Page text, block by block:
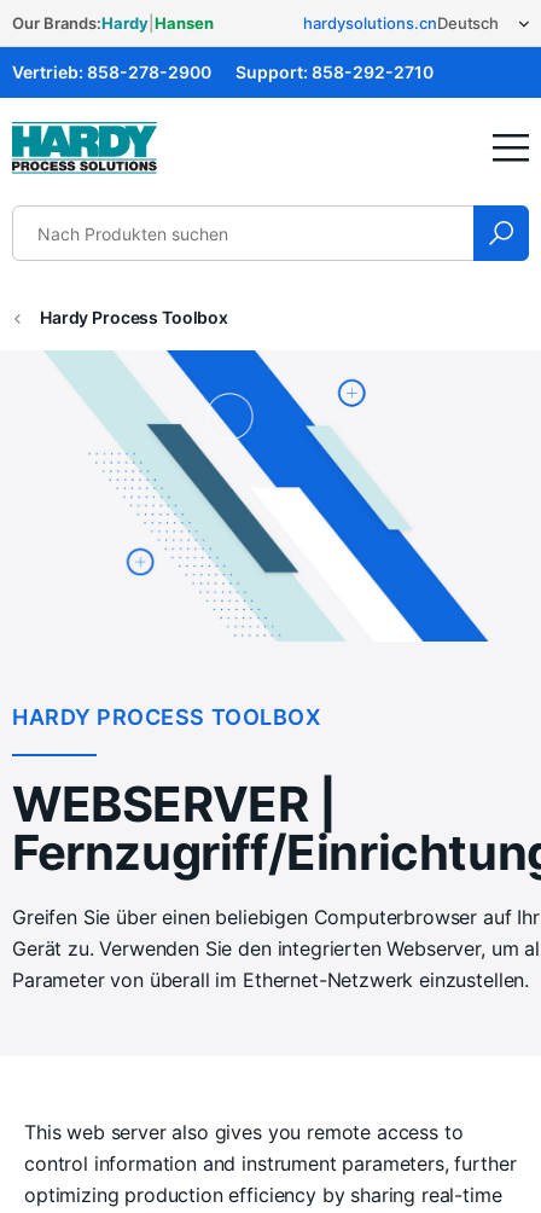
Our Brands:Hardy Hansen hardysolutions.cn
Vertrieb: 858-278-2900 Support: 858-292-2710
Hardy Solutions
Hardy Process Toolbox
HARDY PROCESS TOOLBOX
WEBSERVER |
Fernzugriff/
Greifen Sie über einen beliebigen Computerbrowser auf Ihr
Gerät zu. Verwenden Sie den integrierten Webserver, um
Parameter von überall im Ethernet-Netzwerk einzustellen.
This web server also gives you remote access to
control information and instrument parameters, further
optimizing production efficiency by sharing real-time